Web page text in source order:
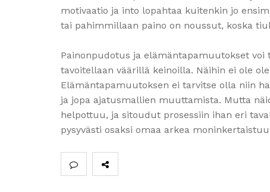
motivaatio ja into lopahtaa kuitenkin jo
tai pahimmillaan paino on noussut, koska
Painonpudotus ja elämäntapamuutokset
tavoitellaan väärillä keinoilla. Näihin ei ole
Elämäntapamuutoksen ei tarvitse olla niin
ja jopa ajatusmallien muuttamista. Mutta
helpottuu, ja sitoudut prosessiin ihan eri
pysyvästi osaksi omaa arkea